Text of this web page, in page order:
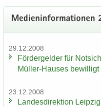
Me­di­en­in­for­ma­tio­nen
29.12.2008
För­der­gel­der für
Müller-Hauses be­wil­ligt
23.12.2008
Lan­des­di­rek­ti­on